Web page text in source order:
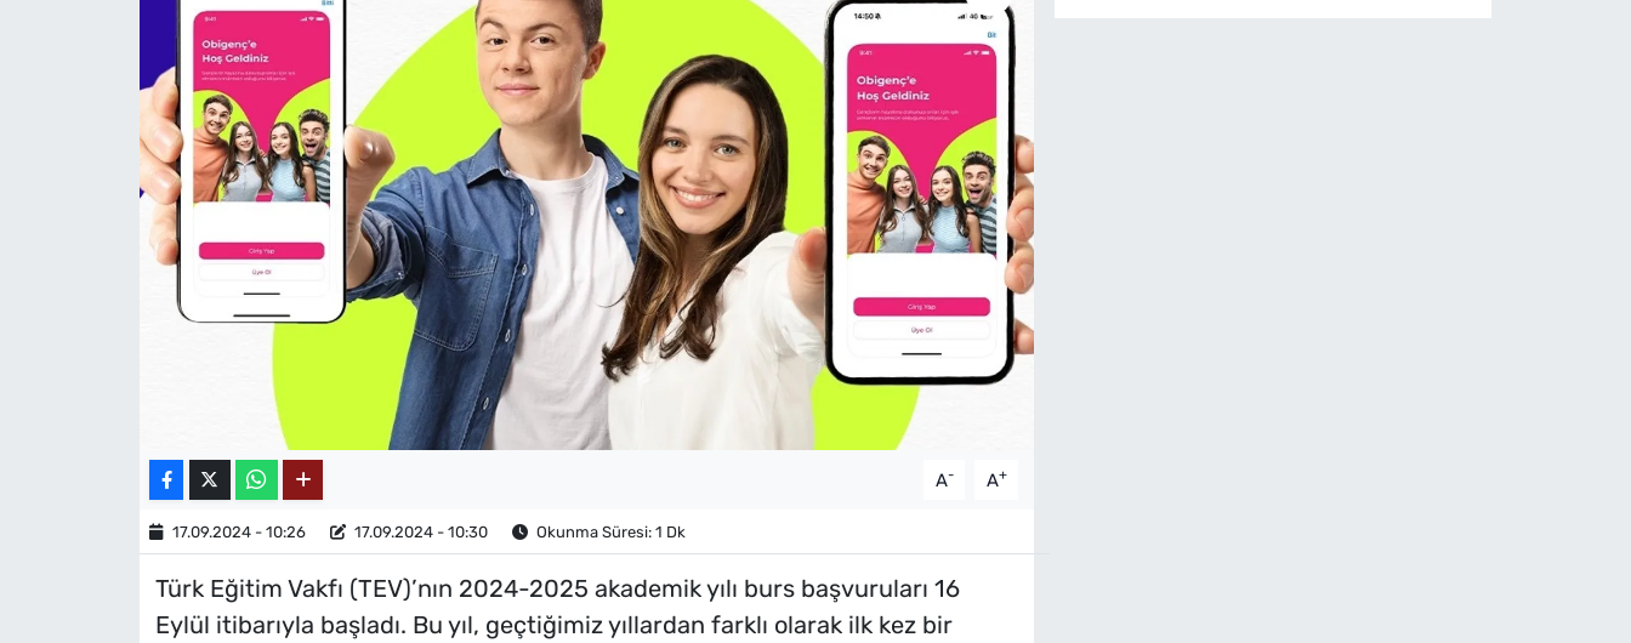
A- A+
17.09.2024 - 10:26 17.09.2024 - 10:30 Okunma Süresi: 1 Dk
Türk Eğitim Vakfı (TEV)’nın 2024-2025 akademik yılı burs başvuruları 16
Eylül itibarıyla başladı. Bu yıl, geçtiğimiz yıllardan farklı olarak ilk kez bir